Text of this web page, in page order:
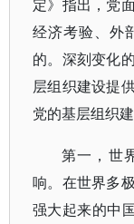
定》指出，党
经济考验、外
的。深刻变化
层组织建设提
党的基层组织
第一，世
响。在世界多
强大起来的中